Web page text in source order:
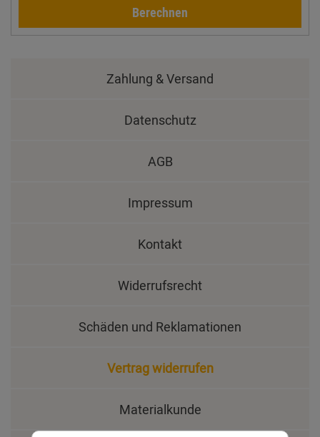
Berechnen
Zahlung & Versand
Datenschutz
AGB
Impressum
Kontakt
Widerrufsrecht
Schäden und Reklamationen
Vertrag widerrufen
Materialkunde